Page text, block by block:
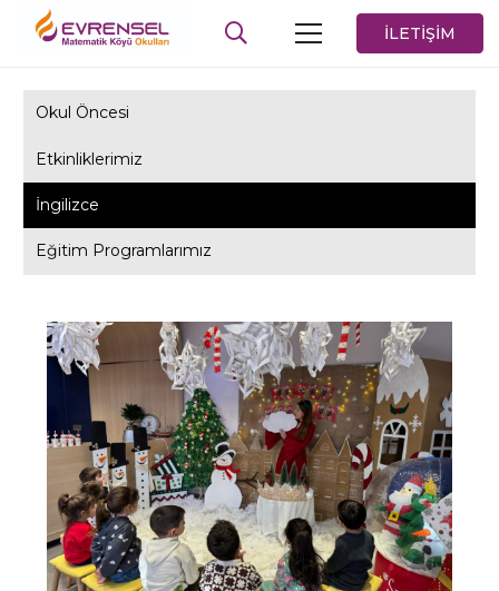
İLETİŞİM
Okul Öncesi
Etkinliklerimiz
İngilizce
Eğitim Programlarımız